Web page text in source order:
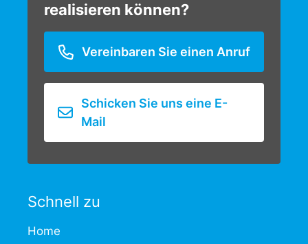
realisieren können?
Vereinbaren Sie einen Anruf
Schicken Sie uns eine E-
Mail
Schnell zu
Home